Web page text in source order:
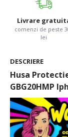
Livrare
comenzi de peste
lei
DESCRIERE
Husa
GBG20HMP